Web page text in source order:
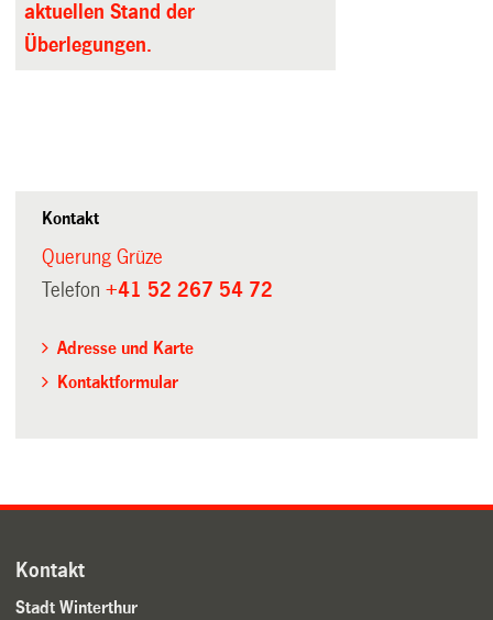
aktuellen Stand der
Überlegungen.
Kontakt
Querung Grüze
Telefon+41 52 267 54 72
Adresse und Karte
Kontaktformular
Kontakt
Stadt Winterthur